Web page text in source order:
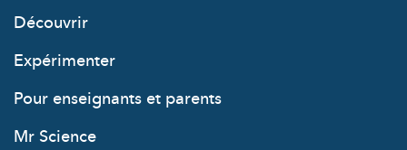
Découvrir
Expérimenter
Pour enseignants et parents
Mr Science